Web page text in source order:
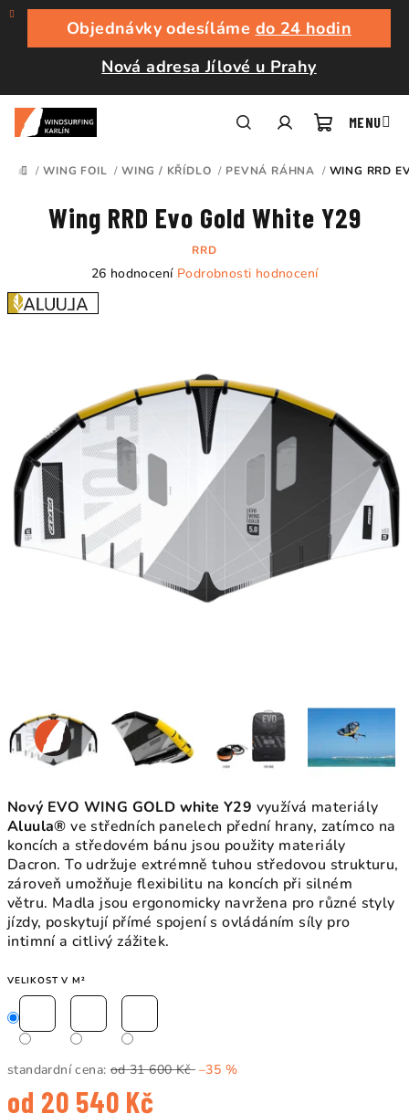
Přejít
obsah
Objednávky odesíláme do 24 hodin
Nová adresa Jílové u Prahy
košík
DOMŮ
/ WING FOIL / WING / KŘÍDLO / PEVNÁ RÁHNA / WING RRD
Nový EVO WING GOLD white Y29 využívá materiály
Aluula® ve středních panelech přední hrany, zatímco na
koncích a středovém bánu jsou použity materiály
Dacron. To udržuje extrémně tuhou středovou strukturu,
zároveň umožňuje flexibilitu na koncích při silném
větru. Madla jsou ergonomicky navržena pro různé styly
jízdy, poskytují přímé spojení s ovládáním síly pro
intimní a citlivý zážitek.
VELIKOST V M²
standardní cena: od 31 600 Kč –35 %
od 20 540 Kč
Wing RRD Evo Gold White Y29
RRD
Průměrné
hodnocení
produktu
hvězdiček.
26 hodnocení Podrobnosti hodnocení